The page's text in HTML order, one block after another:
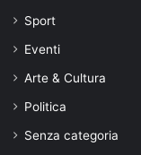
Sport
Eventi
Arte & Cultura
Politica
Senza categoria